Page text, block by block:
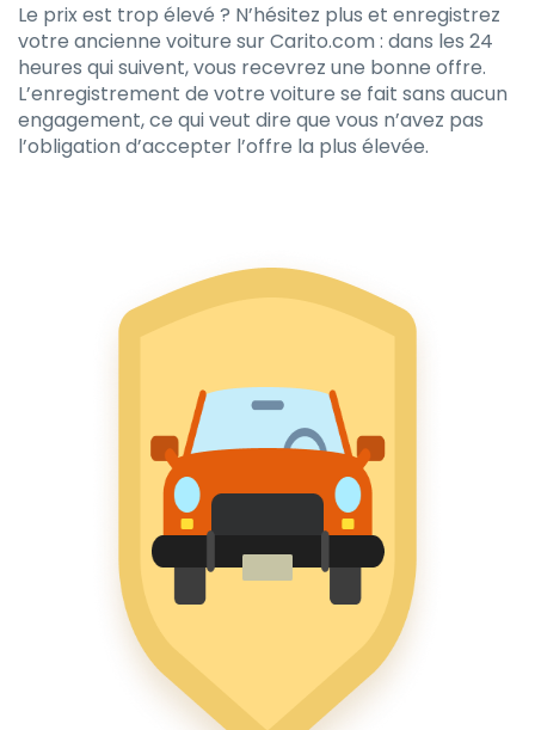
Le prix est trop élevé ? N’hésitez plus et enregistrez
votre ancienne voiture sur Carito.com : dans les 24
heures qui suivent, vous recevrez une bonne offre.
L’enregistrement de votre voiture se fait sans aucun
engagement, ce qui veut dire que vous n’avez pas
l’obligation d’accepter l’offre la plus élevée.